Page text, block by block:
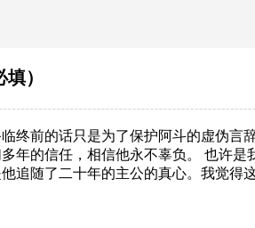
）
终前的话只是为了保护阿斗的虚伪言
年的信任，相信他永不辜负。 也许
追随了二十年的主公的真心。我觉得